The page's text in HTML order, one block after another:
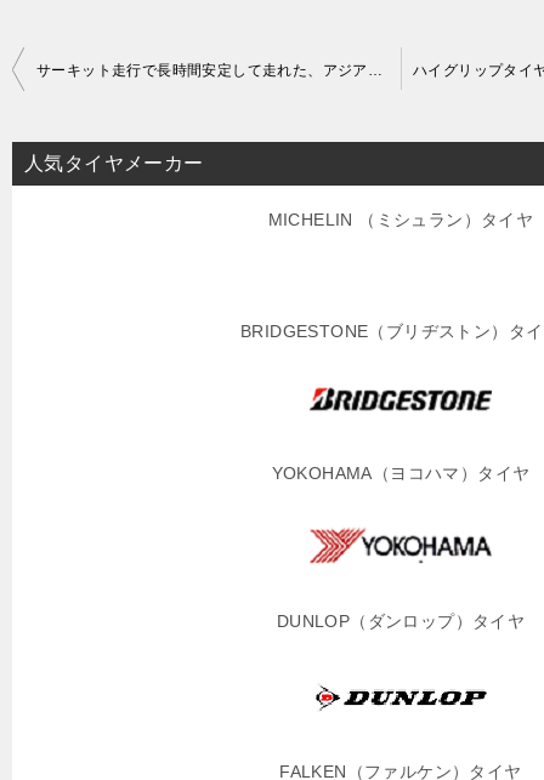
投
ナ
ビ
サーキット走行で長時間安定して走れた、アジアンタイヤランキング
人気タイヤメーカー
MICHELIN （ミシュラン）タイヤ
BRIDGESTONE（ブリヂストン）タ
YOKOHAMA（ヨコハマ）タイヤ
DUNLOP（ダンロップ）タイヤ
FALKEN（ファルケン）タイヤ